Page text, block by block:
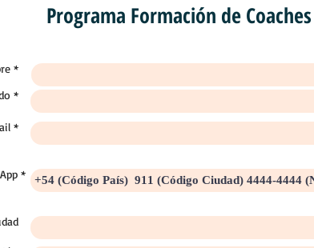
Programa Formación de Coaches
*
*
*
*